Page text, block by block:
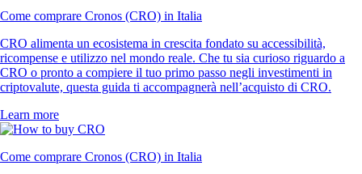
Come comprare Cronos (CRO) in Italia
CRO alimenta un ecosistema in crescita fondato su accessibilità,
ricompense e utilizzo nel mondo reale. Che tu sia curioso riguardo a
CRO o pronto a compiere il tuo primo passo negli investimenti in
criptovalute, questa guida ti accompagnerà nell’acquisto di CRO.
Learn more
Come comprare Cronos (CRO) in Italia